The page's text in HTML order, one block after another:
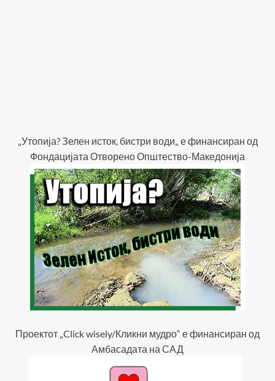
„Утопија? Зелен исток, бистри води„ е финансиран од
Фондацијата Отворено Општество-Македонија
Проектот „Click wisely/Кликни мудро“ е финансиран од
Амбасадата на САД